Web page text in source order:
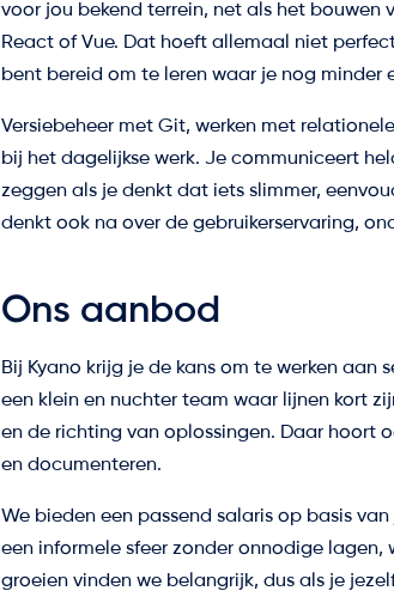
voor jou bekend terrein, net als het
React of Vue. Dat hoeft allemaal niet
bent bereid om te leren waar je nog minder
Versiebeheer met Git, werken met
bij het dagelijkse werk. Je communiceert
zeggen als je denkt dat iets slimmer,
denkt ook na over de gebruikerservaring,
Ons aanbod
Bij Kyano krijg je de kans om te werken
een klein en nuchter team waar lijnen kort
en de richting van oplossingen. Daar hoort
en documenteren.
We bieden een passend salaris op basis
een informele sfeer zonder onnodige
groeien vinden we belangrijk, dus als je